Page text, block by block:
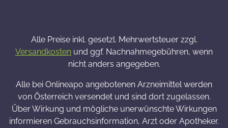
Alle Preise inkl. gesetzl. Mehrwertsteuer zzgl.
Versandkosten und ggf. Nachnahmegebühren, wenn
nicht anders angegeben.
Alle bei Onlineapo angebotenen Arzneimittel werden
von Österreich versendet und sind dort zugelassen.
Über Wirkung und mögliche unerwünschte Wirkungen
informieren Gebrauchsinformation, Arzt oder Apotheker.